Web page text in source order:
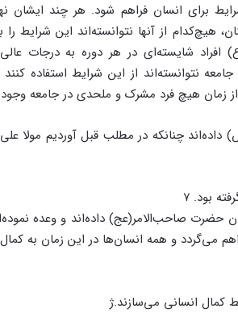
برای انسان‌ فراهم شود. هر چند ایشان
هیچ‌کدام از آنها نتوانسته‌اند این شرایط
افراد شایسته‌ای در هر دوره به درجات
نتوانسته‌اند از این شرایط استفاده
زمان هیچ فرد مشرک و ملحدی در جامعه
چنانکه در مطلب قبل آوردیم مولا
بود. ۷
صاحب‌الامر(عج) داده‌اند و وعده
می‌گردد و همه انسان‌ها در این زمان به
انسانی می‌سازند.ژ